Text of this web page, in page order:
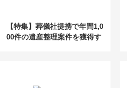
【特集】葬儀社提携で年間1,0
00件の遺産整理案件を獲得す